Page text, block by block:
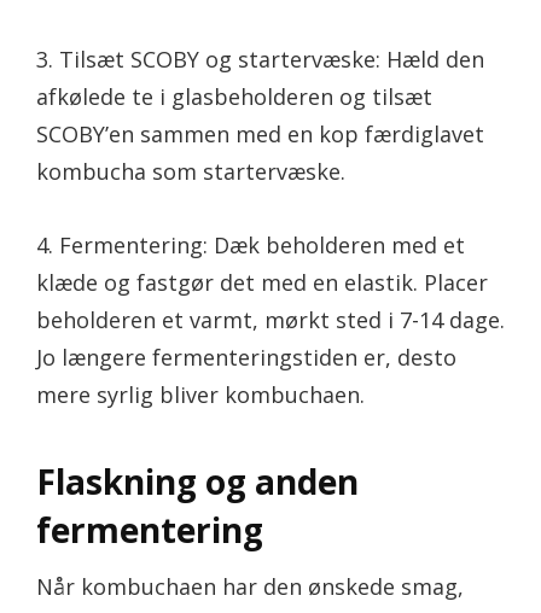
3. Tilsæt SCOBY og startervæske: Hæld den
afkølede te i glasbeholderen og tilsæt
SCOBY’en sammen med en kop færdiglavet
kombucha som startervæske.
4. Fermentering: Dæk beholderen med et
klæde og fastgør det med en elastik. Placer
beholderen et varmt, mørkt sted i 7-14 dage.
Jo længere fermenteringstiden er, desto
mere syrlig bliver kombuchaen.
Flaskning og anden
fermentering
Når kombuchaen har den ønskede smag,